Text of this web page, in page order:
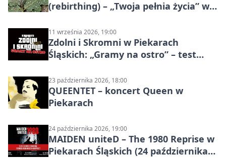
(rebirthing) – „Twoja pełnia życia” w
11 września 2026, 19:00
Zdolni i Skromni w Piekarach
Śląskich: „Gramy na ostro” – test
23 października 2026, 18:00
QUEENTET – koncert Queen w
Piekarach
24 października 2026, 19:00
MAIDEN uniteD – The 1980 Reprise w
Piekarach Śląskich (24 października